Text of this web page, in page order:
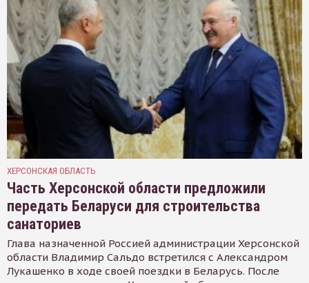
ХЕРСОНСКАЯ ОБЛАСТЬ
Часть Херсонской области предложили
передать Беларуси для строительства
санаториев
Глава назначенной Россией администрации Херсонской
области Владимир Сальдо встретился с Александром
Лукашенко в ходе своей поездки в Беларусь. После